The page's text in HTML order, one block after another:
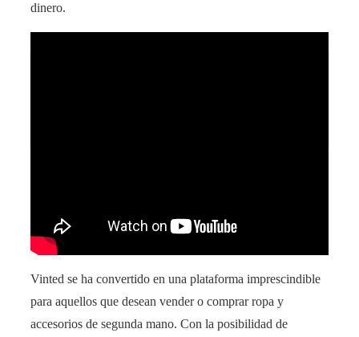
dinero.
Vinted se ha convertido en una plataforma imprescindible
para aquellos que desean vender o comprar ropa y
accesorios de segunda mano. Con la posibilidad de